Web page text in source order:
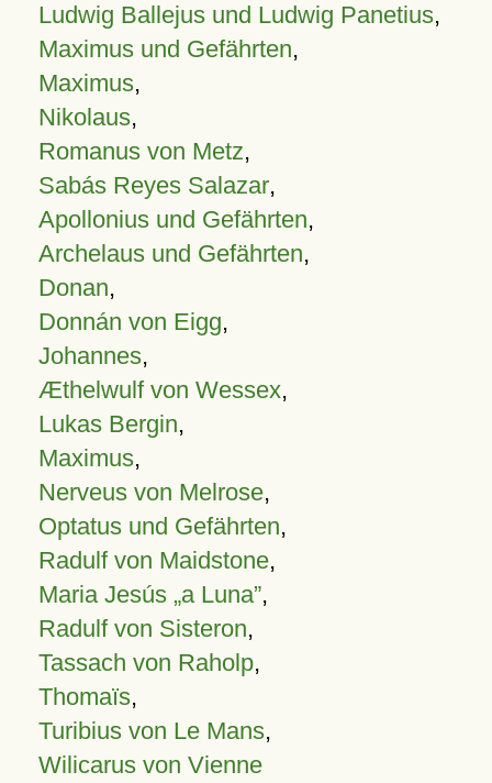
Ludwig Ballejus und Ludwig Panetius,
Maximus und Gefährten,
Maximus,
Nikolaus,
Romanus von Metz,
Sabás Reyes Salazar,
Apollonius und Gefährten,
Archelaus und Gefährten,
Donan,
Donnán von Eigg,
Johannes,
Æthelwulf von Wessex,
Lukas Bergin,
Maximus,
Nerveus von Melrose,
Optatus und Gefährten,
Radulf von Maidstone,
Maria Jesús „a Luna”,
Radulf von Sisteron,
Tassach von Raholp,
Thomaïs,
Turibius von Le Mans,
Wilicarus von Vienne